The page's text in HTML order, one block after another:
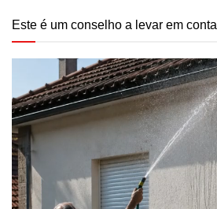
Este é um conselho a levar em conta